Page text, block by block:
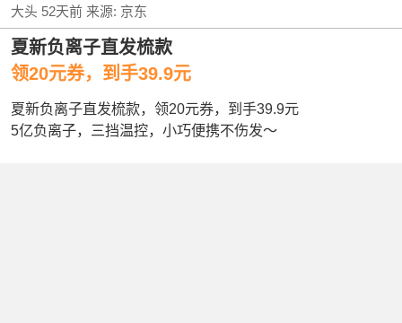
大头 52天前来源: 京东
夏新负离子直发梳款
领20元券，到手39.9元
夏新负离子直发梳款，领20元券，到手39.9元
5亿负离子，三挡温控，小巧便携不伤发～